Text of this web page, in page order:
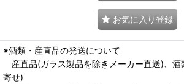
お気に入り登録
※酒類・産直品の発送について
産直品(ガラス製品を除きメーカー直送)、酒
寄せ)